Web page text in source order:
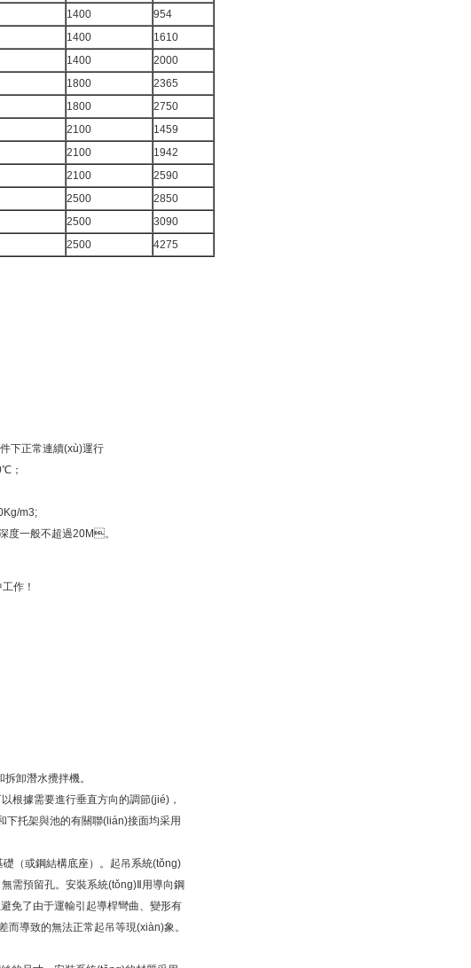
1400
954
1400
1610
1400
2000
1800
2365
1800
2750
2100
1459
2100
1942
2100
2590
2500
2850
2500
3090
2500 4275
下正常連續(xù)運行
；
m3;
度一般不超過20M。
！
卸潛水攪拌機。
據需要進行垂直方向的調節(jié)，
下托架與池的有關聯(lián)接面均采用
（或鋼結構底座）。起吊系統(tǒng)
需預留孔。安裝系統(tǒng)Ⅱ用導向鋼
避免了由于運輸引起導桿彎曲、變形有
致的無法正常起吊等現(xiàn)象。